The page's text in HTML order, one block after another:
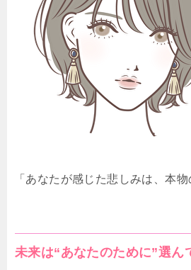
「あなたが感じた悲しみは、本物
未来は“あなたのために”選ん